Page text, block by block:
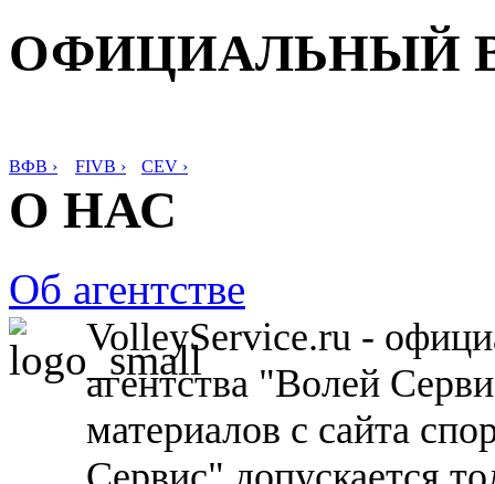
ОФИЦИАЛЬНЫЙ
ВФВ › FIVB › CEV ›
О НАС
Об агентстве
VolleyService.ru -
агентства "Волей
материалов с сайта